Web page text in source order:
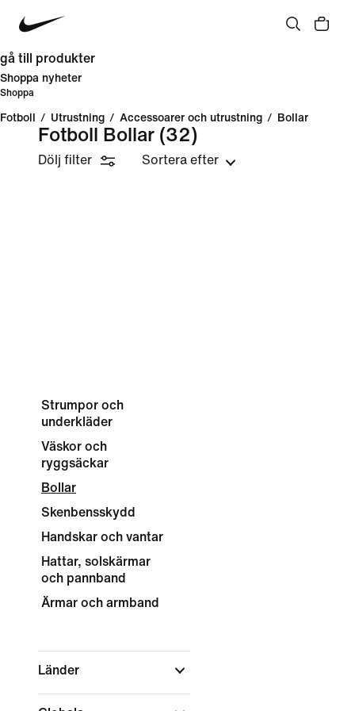
gå till produkter
Shoppa nyheter
Shoppa
Fotboll / Utrustning / Accessoarer och utrustning / Bollar
Fotboll Bollar (32)
Dölj filter Sortera efter
Strumpor och
underkläder
Väskor och
ryggsäckar
Bollar
Skenbensskydd
Handskar och vantar
Hattar, solskärmar
och pannband
Ärmar och armband
Länder